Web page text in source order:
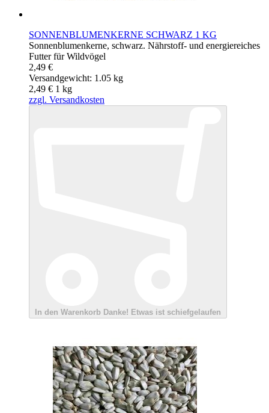
SONNENBLUMENKERNE SCHWARZ 1 KG
Sonnenblumenkerne, schwarz. Nährstoff- und energiereiches
Futter für Wildvögel
2,49 €
Versandgewicht: 1.05 kg
2,49 € 1 kg
zzgl. Versandkosten
In den Warenkorb Danke! Etwas ist schiefgelaufen